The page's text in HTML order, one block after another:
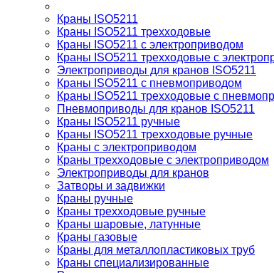
Краны ISO5211
Краны ISO5211 трехходовые
Краны ISO5211 с электроприводом
Краны ISO5211 трехходовые с
Электроприводы для кранов ISO5211
Краны ISO5211 с пневмоприводом
Краны ISO5211 трехходовые с
Пневмоприводы для кранов ISO5211
Краны ISO5211 ручные
Краны ISO5211 трехходовые ручные
Краны с электроприводом
Краны трехходовые с электроприводом
Электроприводы для кранов
Затворы и задвижки
Краны ручные
Краны трехходовые ручные
Краны шаровые, латунные
Краны газовые
Краны для металлопластиковых труб
Краны специализированные